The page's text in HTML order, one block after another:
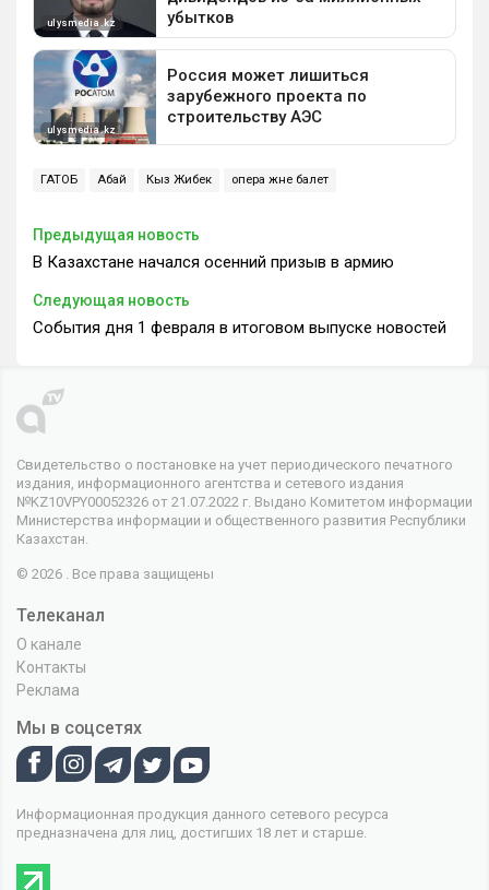
ГАТОБ Абай Кыз Жибек опера және балет
Предыдущая новость
В Казахстане начался осенний призыв в армию
Следующая новость
События дня 1 февраля в итоговом выпуске новостей
Свидетельство о постановке на учет периодического печатного
издания, информационного агентства и сетевого издания
№KZ10VPY00052326 от 21.07.2022 г. Выдано Комитетом информации
Министерства информации и общественного развития Республики
Казахстан.
© 2026 . Все права защищены
Телеканал
О канале
Контакты
Реклама
Мы в соцсетях
Информационная продукция данного сетевого ресурса
предназначена для лиц, достигших 18 лет и старше.